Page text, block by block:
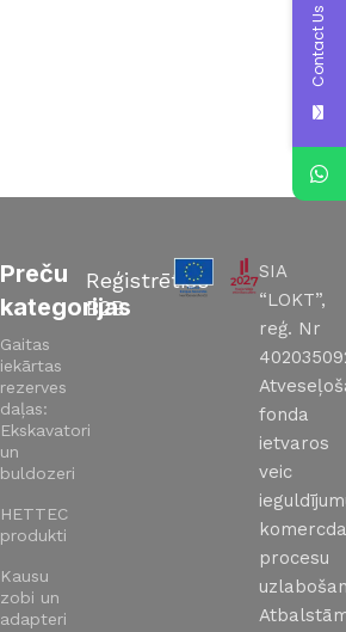
Preču
kategorijas
Gaitas
iekārtas
rezerves
daļas:
Ekskavatori
un
buldozeri
HETTEC
produkti
Kausu
zobi un
adapteri
Reģistrēties
B2B
SIA
“LOKT”,
reģ. Nr
fonda
ietvaros
veic
procesu
Contact Us